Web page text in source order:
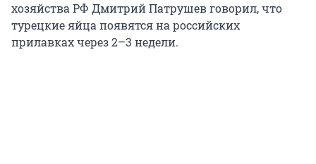
хозяйства РФ Дмитрий Патрушев говорил, что
турецкие яйца появятся на российских
прилавках через 2–3 недели.